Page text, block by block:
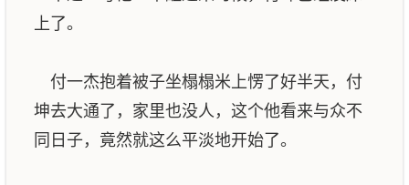
上了。
付一杰抱着被子坐榻榻米上愣了好半天，付
坤去大通了，家里也没人，这个他看来与众不
同日子，竟然就这么平淡地开始了。